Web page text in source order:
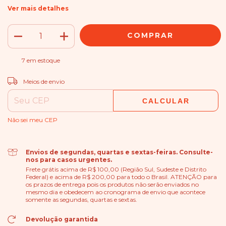
Ver mais detalhes
7 em estoque
Entregas para o CEP:
Meios de envio
CALCULAR
Não sei meu CEP
Envios de segundas, quartas e sextas-feiras. Consulte-
nos para casos urgentes.
Frete grátis acima de R$ 100,00 (Região Sul, Sudeste e Distrito
Federal) e acima de R$ 200,00 para todo o Brasil. ATENÇÃO para
os prazos de entrega pois os produtos não serão enviados no
mesmo dia e obedecem ao cronograma de envio que acontece
somente as segundas, quartas e sextas.
Devolução garantida